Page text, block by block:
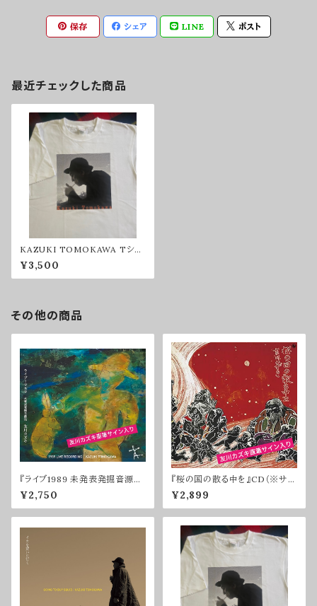
保存 シェア LINE ポスト
最近チェックした商品
KAZUKI TOMOKAWA Tシャ
ツ2025（Lサイズ）
¥3,500
その他の商品
『ライブ1989 未発表発掘音源
集』CD（ ※サイン入り）
¥2,750
『桜の国の散る中を』CD（※サイ
ン入りのみ）
¥2,899